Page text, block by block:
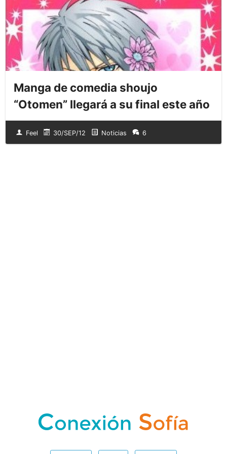
Manga de comedia shoujo
“Otomen” llegará a su final este año
Feel 30/SEP/12 Noticias 6